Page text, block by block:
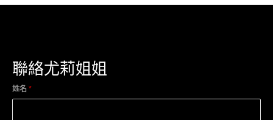
聯絡尤莉姐姐
姓名 *